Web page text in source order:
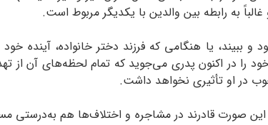
به رابطه بین والدین با یکدیگر مربوط است.
ببیند، یا هنگامی که فرزند دختر خانواده، آینده خود
را در اکنون پدری می‌جوید که تمام لحظه‌های آن از
در او تأثیری نخواهد داشت.
صورت قادرند در مشاجره و اختلاف‌ها هم به‌درستی